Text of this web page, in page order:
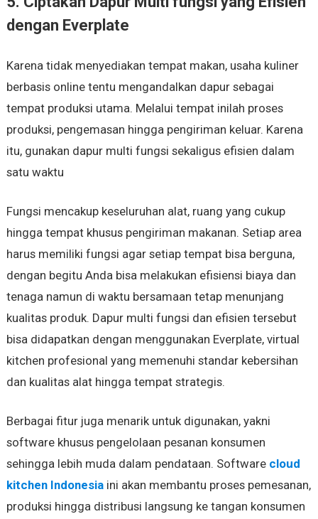
dengan Everplate
Karena tidak menyediakan tempat makan, usaha kuliner
berbasis online tentu mengandalkan dapur sebagai
tempat produksi utama. Melalui tempat inilah proses
produksi, pengemasan hingga pengiriman keluar. Karena
itu, gunakan dapur multi fungsi sekaligus efisien dalam
satu waktu
Fungsi mencakup keseluruhan alat, ruang yang cukup
hingga tempat khusus pengiriman makanan. Setiap area
harus memiliki fungsi agar setiap tempat bisa berguna,
dengan begitu Anda bisa melakukan efisiensi biaya dan
tenaga namun di waktu bersamaan tetap menunjang
kualitas produk. Dapur multi fungsi dan efisien tersebut
bisa didapatkan dengan menggunakan Everplate, virtual
kitchen profesional yang memenuhi standar kebersihan
dan kualitas alat hingga tempat strategis.
Berbagai fitur juga menarik untuk digunakan, yakni
software khusus pengelolaan pesanan konsumen
sehingga lebih muda dalam pendataan. Software cloud
kitchen Indonesiaini akan membantu proses pemesanan,
produksi hingga distribusi langsung ke tangan konsumen